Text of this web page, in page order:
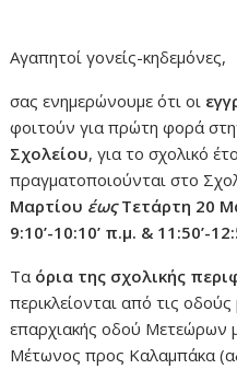
Αγαπητοί γονείς-κηδεμόνες,
σας ενημερώνουμε ότι οι
φοιτούν για πρώτη φορά
Σχολείου, για το σχολικό
πραγματοποιούνται στο
Μαρτίου έωςΤετάρτη 20
9:10’-10:10’ π.μ. & 11:50’-
Τα όρια της σχολικής
περικλείονται από τις
επαρχιακής οδού Μετεώρων
Μέτωνος προς Καλαμπάκα